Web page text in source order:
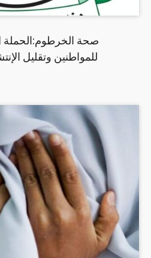
صحة الخرطوم:الحملة
للمواطنين وتقليل